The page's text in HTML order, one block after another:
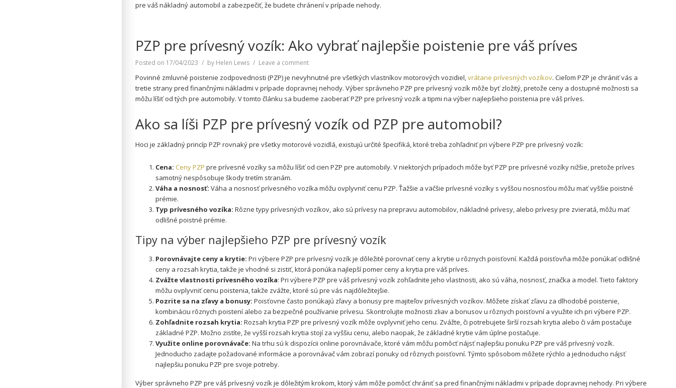
pre váš nákladný automobil a zabezpečiť, že budete chránení v prípade nehody.
PZP pre prívesný vozík: Ako vybrať najlepšie poistenie pre váš príves
Posted on 17/04/2023 by Helen Lewis Leave a comment
pre
prívesný
vozík:
vybrať
najlepšie
pre
príves
Povinné zmluvné poistenie zodpovednosti (PZP) je nevyhnutné pre všetkých vlastníkov motorových vozidiel,vrátane prívesných vozíkov. Cieľom PZP je chrániť vás a
tretie strany pred finančnými nákladmi v prípade dopravnej nehody. Výber správneho PZP pre prívesný vozík môže byť zložitý, pretože ceny a dostupné možnosti sa
môžu líšiť od tých pre automobily. V tomto článku sa budeme zaoberať PZP pre prívesný vozík a tipmi na výber najlepšieho poistenia pre váš príves.
Ako sa líši PZP pre prívesný vozík od PZP pre automobil?
Hoci je základný princíp PZP rovnaký pre všetky motorové vozidlá, existujú určité špecifiká, ktoré treba zohľadniť pri výbere PZP pre prívesný vozík:
Cena: Ceny PZP pre prívesné vozíky sa môžu líšiť od cien PZP pre automobily. V niektorých prípadoch môže byť PZP pre prívesné vozíky nižšie, pretože príves
samotný nespôsobuje škody tretím stranám.
Váha a nosnosť: Váha a nosnosť prívesného vozíka môžu ovplyvniť cenu PZP. Ťažšie a väčšie prívesné vozíky s vyššou nosnosťou môžu mať vyššie poistné
prémie.
Typ prívesného vozíka: Rôzne typy prívesných vozíkov, ako sú prívesy na prepravu automobilov, nákladné prívesy, alebo prívesy pre zvieratá, môžu mať
odlišné poistné prémie.
Tipy na výber najlepšieho PZP pre prívesný vozík
Porovnávajte ceny a krytie: Pri výbere PZP pre prívesný vozík je dôležité porovnať ceny a krytie u rôznych poisťovní. Každá poisťovňa môže ponúkať odlišné
ceny a rozsah krytia, takže je vhodné si zistiť, ktorá ponúka najlepší pomer ceny a krytia pre váš príves.
Zvážte vlastnosti prívesného vozíka: Pri výbere PZP pre váš prívesný vozík zohľadnite jeho vlastnosti, ako sú váha, nosnosť, značka a model. Tieto faktory
môžu ovplyvniť cenu poistenia, takže zvážte, ktoré sú pre vás najdôležitejšie.
Pozrite sa na zľavy a bonusy: Poisťovne často ponúkajú zľavy a bonusy pre majiteľov prívesných vozíkov. Môžete získať zľavu za dlhodobé poistenie,
kombináciu rôznych poistení alebo za bezpečné používanie prívesu. Skontrolujte možnosti zliav a bonusov u rôznych poisťovní a využite ich pri výbere PZP.
Zohľadnite rozsah krytia: Rozsah krytia PZP pre prívesný vozík môže ovplyvniť jeho cenu. Zvážte, či potrebujete širší rozsah krytia alebo či vám postačuje
základné PZP. Možno zistíte, že vyšší rozsah krytia stojí za vyššiu cenu, alebo naopak, že základné krytie vám úplne postačuje.
Využite online porovnávače: Na trhu sú k dispozícii online porovnávače, ktoré vám môžu pomôcť nájsť najlepšiu ponuku PZP pre váš prívesný vozík.
Jednoducho zadajte požadované informácie a porovnávač vám zobrazí ponuky od rôznych poisťovní. Týmto spôsobom môžete rýchlo a jednoducho nájsť
najlepšiu ponuku PZP pre svoje potreby.
Výber správneho PZP pre váš prívesný vozík je dôležitým krokom, ktorý vám môže pomôcť chrániť sa pred finančnými nákladmi v prípade dopravnej nehody. Pri výbere